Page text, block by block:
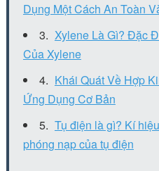
Dụng Một Cách An Toàn
Xylene Là Gì? Đặc
Của Xylene
Khái Quát Về Hợp
Ứng Dụng Cơ Bản
Tụ điện là gì? Kí
phóng nạp của tụ điện